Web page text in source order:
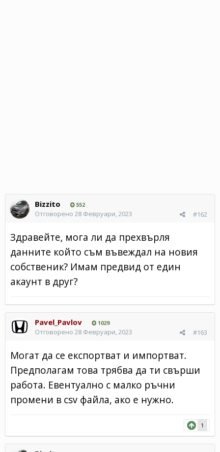
Bizzito 552
#162
Отговорено 28 Февруари, 2023
Здравейте, мога ли да прехвърля
данните който съм въвеждал на новия
собственик? Имам предвид от един
акаунт в друг?
Pavel_Pavlov 1029
#163
Отговорено 28 Февруари, 2023
Могат да се експортват и импортват.
Предполагам това трябва да ти свърши
работа. Евентуално с малко ръчни
промени в csv файла, ако е нужно.
1